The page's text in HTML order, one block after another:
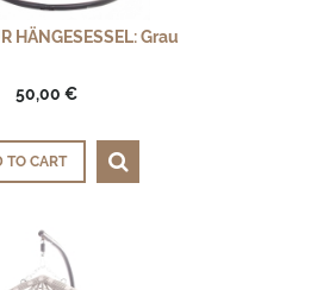
HÄNGESESSEL: Grau
50,00 €
TO CART